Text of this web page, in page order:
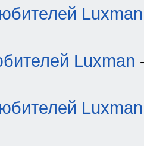
Luxman
Luxman
Luxman